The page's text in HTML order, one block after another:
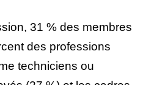
31 % des membres
des professions
techniciens ou